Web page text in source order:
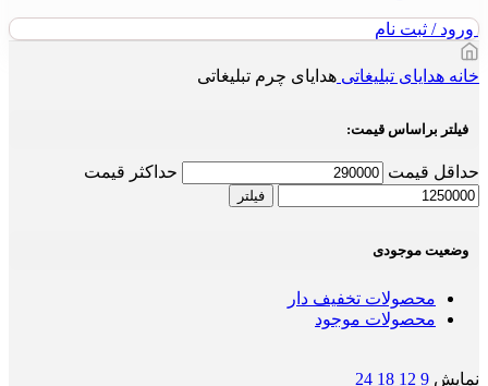
ورود / ثبت نام
خانه هدایای تبلیغاتی هدایای چرم تبلیغاتی
فیلتر براساس قیمت:
حداقل قیمت حداکثر قیمت
فیلتر
وضعیت موجودی
محصولات تخفیف دار
محصولات موجود
نمایش 9
12
18
24